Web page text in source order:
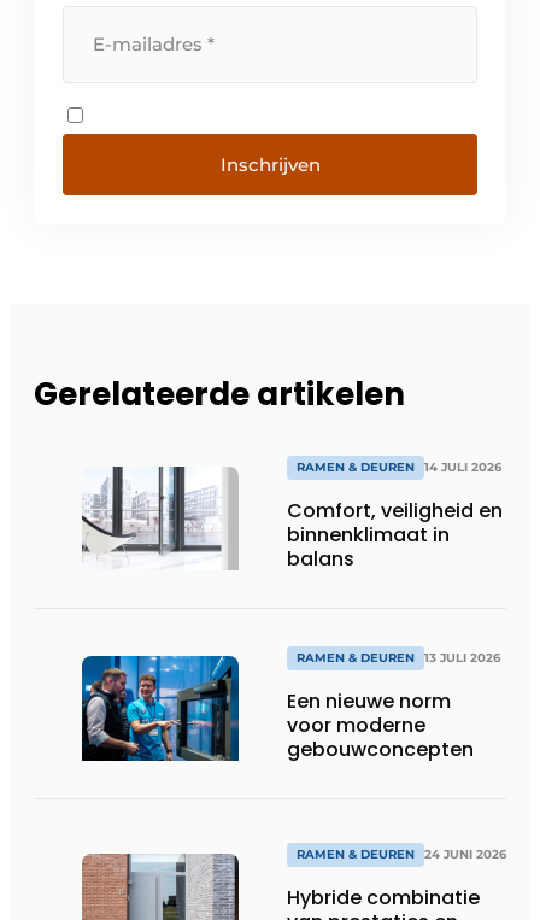
Inschrijven
Gerelateerde artikelen
RAMEN & DEUREN 14 JULI 2026
Comfort, veiligheid en
binnenklimaat in
balans
RAMEN & DEUREN 13 JULI 2026
Een nieuwe norm
voor moderne
gebouwconcepten
RAMEN & DEUREN 24 JUNI 2026
Hybride combinatie